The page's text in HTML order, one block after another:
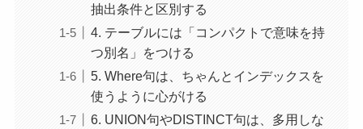
抽出条件と区別する
4. テーブルには「コンパクトで意味を持
つ別名」をつける
5. Where句は、ちゃんとインデックスを
使うように心がける
6. UNION句やDISTINCT句は、多用しな